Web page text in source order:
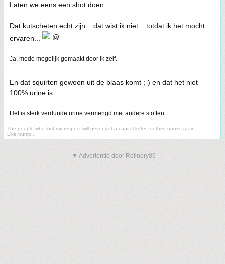
Laten we eens een shot doen.
Dat kutscheten echt zijn... dat wist ik niet... totdat ik het mocht
ervaren...
Ja, mede mogelijk gemaakt door ik zelf.
En dat squirten gewoon uit de blaas komt ;-) en dat het niet
100% urine is
Het is sterk verdunde urine vermengd met andere stoffen
The people who lost my respect will never get a capital letter for their name again.
Like trump...
▼ Advertentie door Refinery89